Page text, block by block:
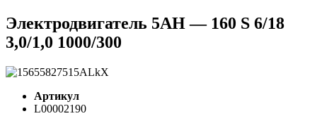
Электродвигатель 5АН — 160 S 6/18
3,0/1,0 1000/300
Артикул
L00002190